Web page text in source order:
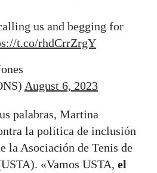
us and begging for
t.co/rhdCrrZrgY
August 6, 2023
palabras, Martina
la política de inclusión
la Asociación de Tenis de
«Vamos USTA, el